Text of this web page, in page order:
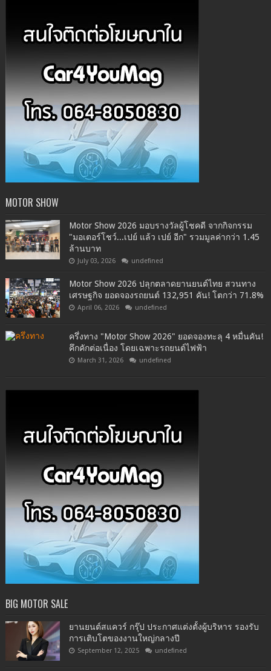
MOTOR SHOW
Motor Show 2026 มอบรางวัลผู้โชคดี จากกิจกรรม
"มอเตอร์โชว์...เปย์ แล้ว เปย์ อีก" รวมมูลค่ากว่า 1.45
ล้านบาท
July 03, 2026 undefined
Motor Show 2026 ปลุกตลาดยานยนต์ไทย สวนทาง
เศรษฐกิจ ยอดจองรถยนต์ 132,951 คัน! โตกว่า 71.8%
April 06, 2026 undefined
ครึ่งทาง "Motor Show 2026" ยอดจองทะลุ 4 หมื่นคัน!
คึกคักต่อเนื่อง โดยเฉพาะรถยนต์ไฟฟ้า
March 31, 2026 undefined
BIG MOTOR SALE
ยานยนต์สแควร์ กรุ๊ป ประกาศแต่งตั้งผู้บริหาร รองรับ
การเติบโตของงานใหญ่กลางปี
September 12, 2025 undefined